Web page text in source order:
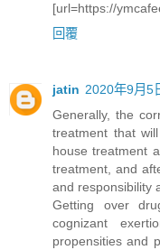
[url=https://
回覆
jatin 2020年9月5
Generally, the
treatment that
house treatment
treatment, and
and responsibility
Getting over
cognizant
propensities and